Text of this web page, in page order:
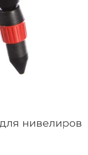
нивелиров